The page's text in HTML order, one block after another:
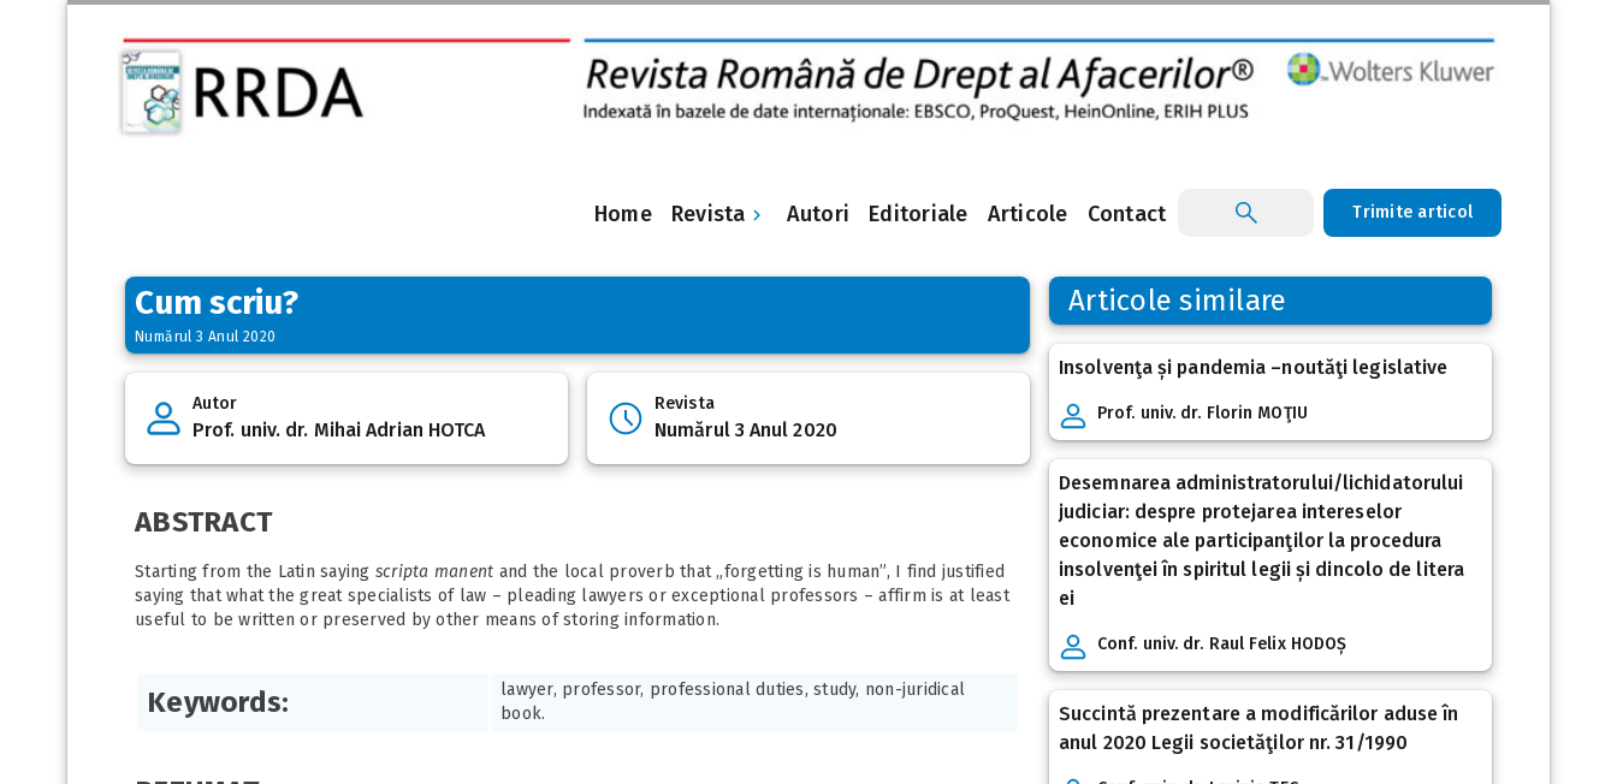
Home Revista Autori Editoriale Articole Contact Trimite articol
Cum scriu?
Numărul 3 Anul 2020
Autor
Prof. univ. dr. Mihai Adrian HOTCA
Revista
Numărul 3 Anul 2020
ABSTRACT
Starting from the Latin saying scripta manent and the local proverb that „forgetting is human”, I find justified
saying that what the great specialists of law – pleading lawyers or exceptional professors – affirm is at least
useful to be written or preserved by other means of storing information.
Keywords:
lawyer, professor, professional duties, study, non-juridical
book.
Articole similare
Insolvenţa și pandemia –noutăţi legislative
Prof. univ. dr. Florin MOŢIU
Desemnarea administratorului/lichidatorului
judiciar: despre protejarea intereselor
economice ale participanţilor la procedura
insolvenţei în spiritul legii și dincolo de litera
ei
Conf. univ. dr. Raul Felix HODOȘ
Succintă prezentare a modificărilor aduse în
anul 2020 Legii societăţilor nr. 31/1990